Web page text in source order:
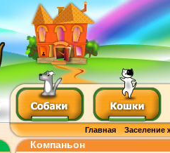
Главная Заселение
Компаньон